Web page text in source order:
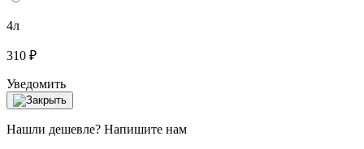
4л
310 ₽
Уведомить
Нашли дешевле? Напишите нам